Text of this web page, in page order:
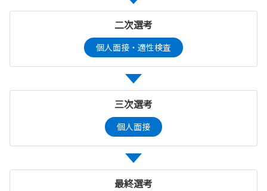
二次選考
個人面接・適性検査
三次選考
個人面接
最終選考